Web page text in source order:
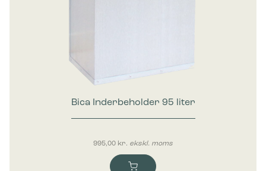
Bica Inderbeholder 95 liter
995,00 kr. ekskl. moms